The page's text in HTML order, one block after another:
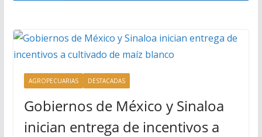
AGROPECUARIAS DESTACADAS
Gobiernos de México y Sinaloa
inician entrega de incentivos a